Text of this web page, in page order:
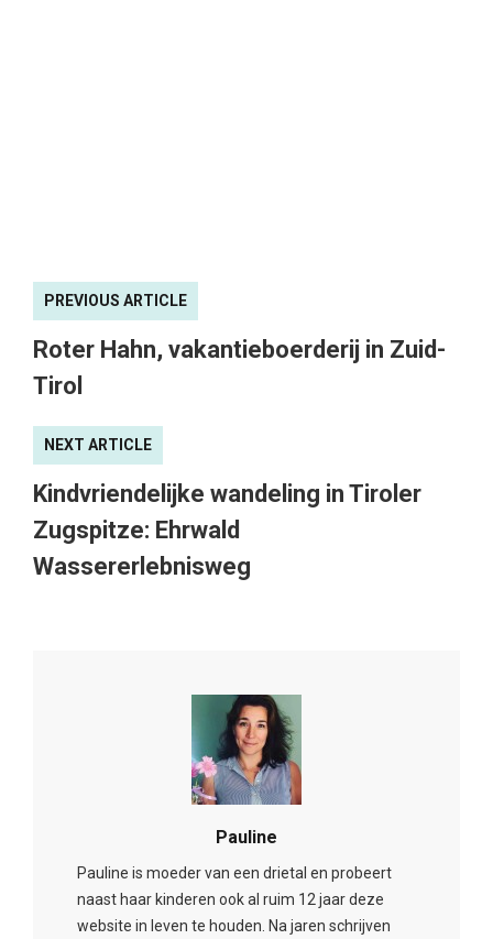
PREVIOUS ARTICLE
Roter Hahn, vakantieboerderij in Zuid-
Tirol
NEXT ARTICLE
Kindvriendelijke wandeling in Tiroler
Zugspitze: Ehrwald
Wassererlebnisweg
Pauline
Pauline is moeder van een drietal en probeert
naast haar kinderen ook al ruim 12 jaar deze
website in leven te houden. Na jaren schrijven